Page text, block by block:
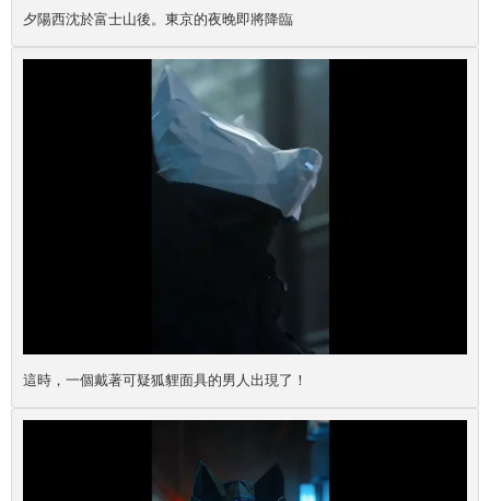
夕陽西沈於富士山後。東京的夜晚即將降臨
這時，一個戴著可疑狐貍面具的男人出現了！